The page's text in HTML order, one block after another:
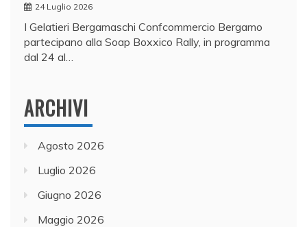
24 Luglio 2026
I Gelatieri Bergamaschi Confcommercio Bergamo
partecipano alla Soap Boxxico Rally, in programma
dal 24 al…
ARCHIVI
Agosto 2026
Luglio 2026
Giugno 2026
Maggio 2026